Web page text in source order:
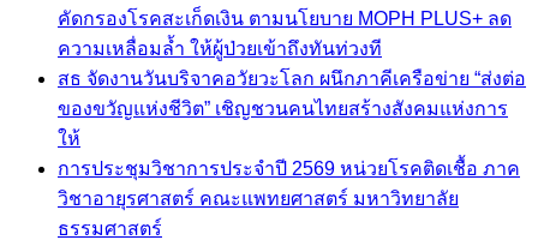
คัดกรองโรคสะเก็ดเงิน ตามนโยบาย MOPH PLUS+ ลด
ความเหลื่อมล้ำ ให้ผู้ป่วยเข้าถึงทันท่วงที
สธ จัดงานวันบริจาคอวัยวะโลก ผนึกภาคีเครือข่าย “ส่งต่อ
ของขวัญแห่งชีวิต” เชิญชวนคนไทยสร้างสังคมแห่งการ
ให้
การประชุมวิชาการประจำปี 2569 หน่วยโรคติดเชื้อ ภาค
วิชาอายุรศาสตร์ คณะแพทยศาสตร์ มหาวิทยาลัย
ธรรมศาสตร์